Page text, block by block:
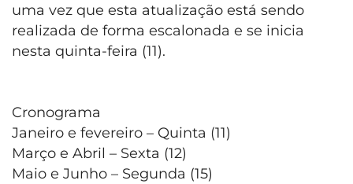
uma vez que esta atualização está sendo
realizada de forma escalonada e se inicia
nesta quinta-feira (11).
Cronograma
Janeiro e fevereiro – Quinta (11)
Março e Abril – Sexta (12)
Maio e Junho – Segunda (15)